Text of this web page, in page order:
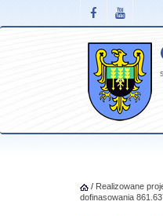
/ Realizowane
dofinasowania